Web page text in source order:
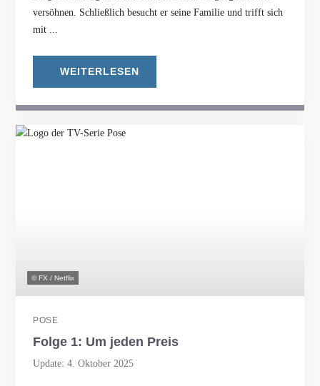
versöhnen. Schließlich besucht er seine Familie und trifft sich
mit ...
WEITERLESEN
© FX / Netflix
POSE
Folge 1: Um jeden Preis
Update: 4. Oktober 2025